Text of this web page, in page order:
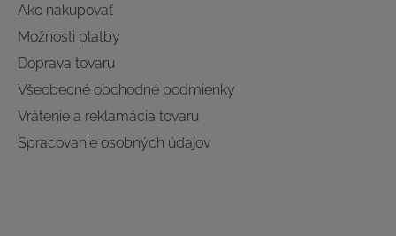
Ako nakupovať
Možnosti platby
Doprava tovaru
Všeobecné obchodné podmienky
Vrátenie a reklamácia tovaru
Spracovanie osobných údajov